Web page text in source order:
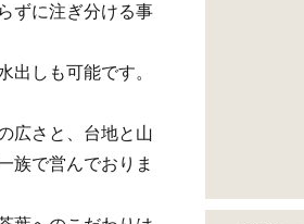
ずに注ぎ分ける事
出しも可能です。
広さと、台地と山
族で営んでおりま